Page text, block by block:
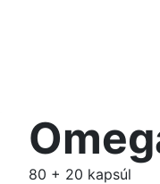
80 + 20 kapsúl